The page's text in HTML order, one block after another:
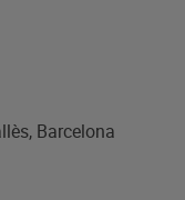
Barcelona